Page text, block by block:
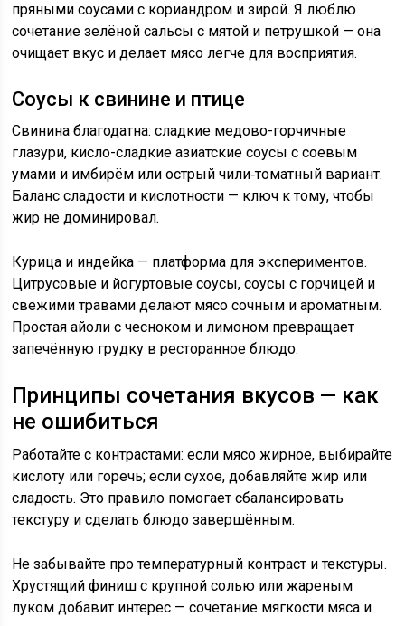
пряными соусами с кориандром и зирой. Я люблю
сочетание зелёной сальсы с мятой и петрушкой — она
очищает вкус и делает мясо легче для восприятия.
Соусы к свинине и птице
Свинина благодатна: сладкие медово-горчичные
глазури, кисло-сладкие азиатские соусы с соевым
умами и имбирём или острый чили‑томатный вариант.
Баланс сладости и кислотности — ключ к тому, чтобы
жир не доминировал.
Курица и индейка — платформа для экспериментов.
Цитрусовые и йогуртовые соусы, соусы с горчицей и
свежими травами делают мясо сочным и ароматным.
Простая айоли с чесноком и лимоном превращает
запечённую грудку в ресторанное блюдо.
Принципы сочетания вкусов — как
не ошибиться
Работайте с контрастами: если мясо жирное, выбирайте
кислоту или горечь; если сухое, добавляйте жир или
сладость. Это правило помогает сбалансировать
текстуру и сделать блюдо завершённым.
Не забывайте про температурный контраст и текстуры.
Хрустящий финиш с крупной солью или жареным
луком добавит интерес — сочетание мягкости мяса и